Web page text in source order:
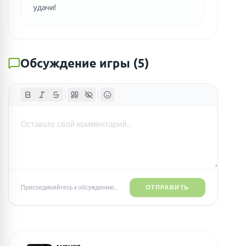
удачи!
Обсуждение игры (5)
Присоединяйтесь к обсуждению... ОТПРАВИТЬ